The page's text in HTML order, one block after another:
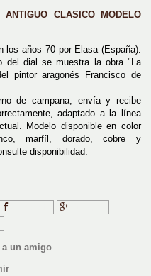
ANTIGUO CLASICO MODELO
los años 70 por Elasa (España).
del dial se muestra la obra "La
pintor aragonés Francisco de
de campana, envía y recibe
adaptado a la línea
Modelo disponible en color
marfíl, dorado, cobre y
disponibilidad.
Compartir
a un amigo